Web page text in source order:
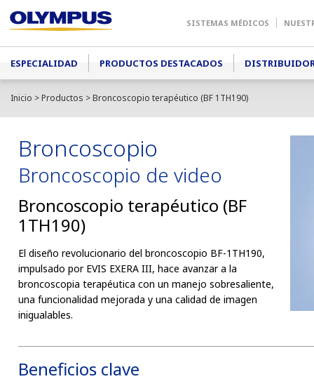
SISTEMAS MÉDICOS
Main menu
ESPECIALIDAD PRODUCTOS DESTACADOS
Inicio >Productos > Broncoscopio terapéutico (BF 1TH190)
Broncoscopio
Broncoscopio de video
Broncoscopio terapéutico (BF
1TH190)
El diseño revolucionario del broncoscopio BF-1TH190,
impulsado por EVIS EXERA III, hace avanzar a la
broncoscopia terapéutica con un manejo sobresaliente,
una funcionalidad mejorada y una calidad de imagen
inigualables.
Beneficios clave